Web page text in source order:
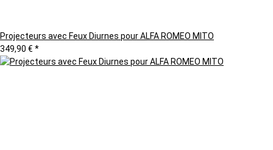
Projecteurs avec Feux Diurnes pour ALFA ROMEO MITO
349,90 € *